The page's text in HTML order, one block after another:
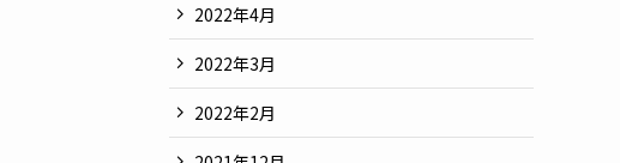
2022年4月
2022年3月
2022年2月